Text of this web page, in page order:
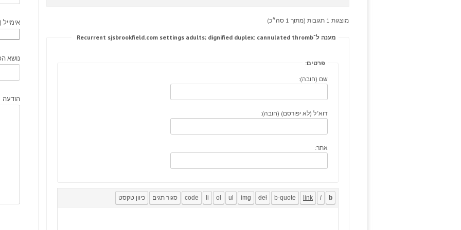
מוצגות 1 תגובות (מתוך 1 סה״כ)
מענה ל־Recurrent sjsbrookfield.com settings adults; dignified duplex: cannulated thromb
פרטים:
שם (חובה):
דוא"ל (לא יפורסם) (חובה):
אתר:
נושא
הודעה